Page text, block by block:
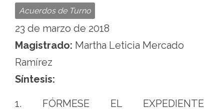
Acuerdos de Turno
23 de marzo de 2018
Magistrado: Martha Leticia Mercado
Ramírez
Síntesis:
1. FÓRMESE EL EXPEDIENTE